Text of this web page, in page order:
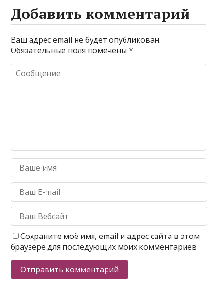
Добавить комментарий
Ваш адрес email не будет опубликован.
Обязательные поля помечены*
Сохраните моё имя, email и адрес сайта в этом
браузере для последующих моих комментариев